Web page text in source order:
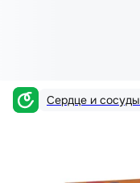
Сердце и сосуды